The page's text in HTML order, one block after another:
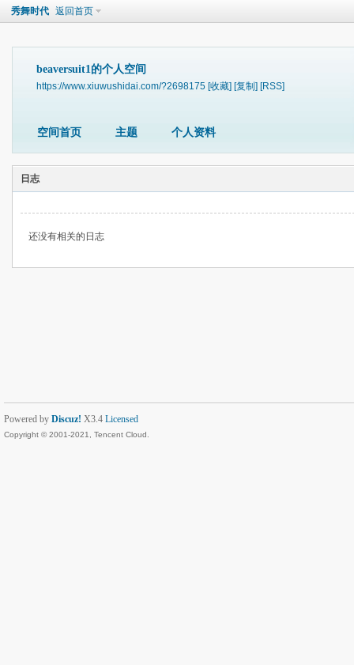
秀舞时代 返回首页
beaversuit1的个人空间
https://www.xiuwushidai.com/?2698175 [收藏] [复制] [RSS]
空间首页 主题 个人资料
日志
还没有相关的日志
Powered by Discuz! X3.4 Licensed
Copyright © 2001-2021, Tencent Cloud.